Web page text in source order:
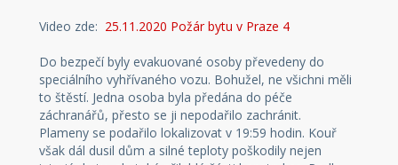
Video zde: 25.11.2020 Požár bytu v Praze 4
Do bezpečí byly evakuované osoby převedeny do
speciálního vyhřívaného vozu. Bohužel, ne všichni měli
to štěstí. Jedna osoba byla předána do péče
záchranářů, přesto se ji nepodařilo zachránit.
Plameny se podařilo lokalizovat v 19:59 hodin. Kouř
však dál dusil dům a silné teploty poškodily nejen